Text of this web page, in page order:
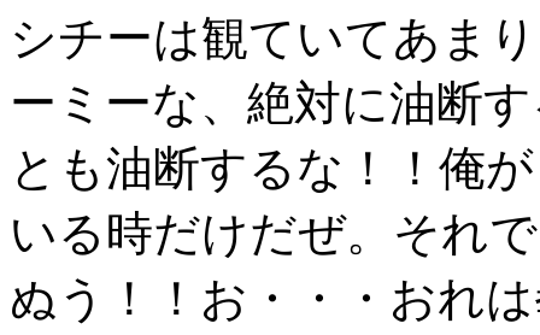
シチーは観ていてあま
ーミーな、絶対に油断
とも油断するな！！俺
いる時だけだぜ。それ
ぬう！！お・・・おれ